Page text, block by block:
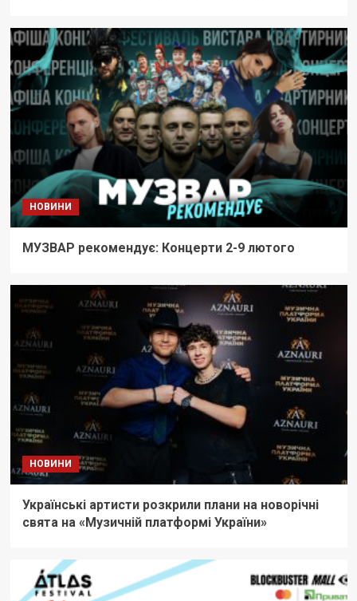
НОВИНИ
МУЗВАР рекомендує: Концерти 2-9 лютого
НОВИНИ
Українські артисти розкрили плани на новорічні
свята на «Музичній платформі України»